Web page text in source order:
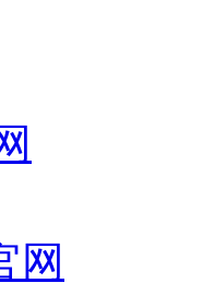
网